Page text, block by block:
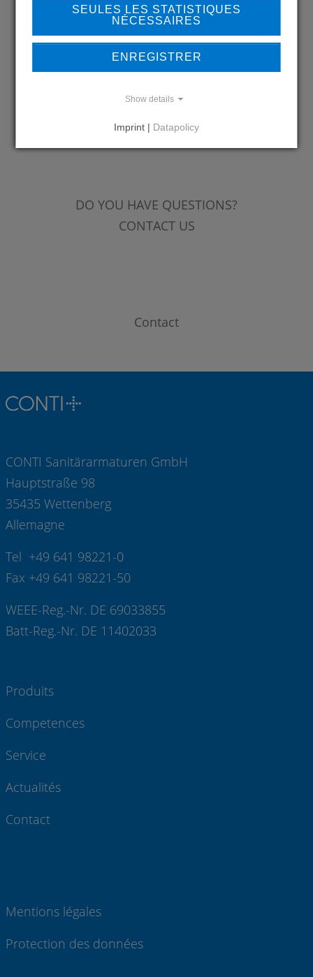
LEARN MORE ABOUT
OUR REFERENCES
DO YOU HAVE QUESTIONS?
CONTACT US
Contact
CONTI Sanitärarmaturen GmbH
Hauptstraße 98
35435 Wettenberg
Allemagne
Tel +49 641 98221-0
Fax +49 641 98221-50
WEEE-Reg.-Nr. DE 69033855
Batt-Reg.-Nr. DE 11402033
Produits
Competences
Service
Actualités
Contact
Mentions légales
Protection des données
SEULES LES STATISTIQUES
NÉCESSAIRES
ENREGISTRER
Show details
Imprint | Datapolicy